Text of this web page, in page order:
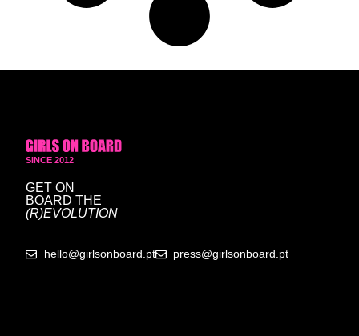
SINCE 2012
GET ON
BOARD THE
(R)EVOLUTION
hello@girlsonboard.pt press@girlsonboard.pt